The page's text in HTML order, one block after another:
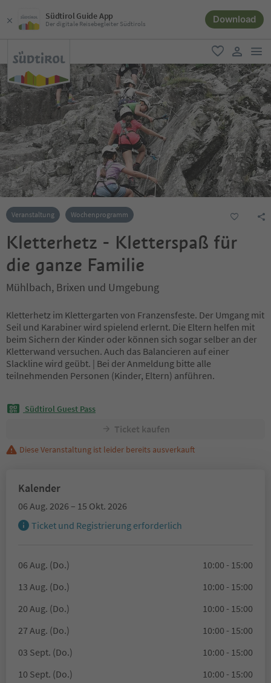
Südtirol Guide App
Der digitale Reisebegleiter Südtirols Download
favorit
user link
Veranstaltung Wochenprogramm
Kletterhetz - Kletterspaß für
die ganze Familie
Mühlbach, Brixen und Umgebung
Kletterhetz im Klettergarten von Franzensfeste. Der Umgang mit
Seil und Karabiner wird spielend erlernt. Die Eltern helfen mit
beim Sichern der Kinder oder können sich sogar selber an der
Kletterwand versuchen. Auch das Balancieren auf einer
Slackline wird geübt. | Bei der Anmeldung bitte alle
teilnehmenden Personen (Kinder, Eltern) anführen.
Südtirol Guest Pass
Ticket kaufen
Diese Veranstaltung ist leider bereits ausverkauft
Kalender
06 Aug. 2026 – 15 Okt. 2026
Ticket und Registrierung erforderlich
06 Aug. (Do.)
10:00 - 15:00
13 Aug. (Do.)
10:00 - 15:00
20 Aug. (Do.)
10:00 - 15:00
27 Aug. (Do.)
10:00 - 15:00
03 Sept. (Do.)
10:00 - 15:00
10 Sept. (Do.)
10:00 - 15:00